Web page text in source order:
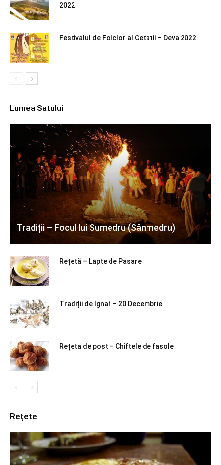
2022
Festivalul de Folclor al Cetatii – Deva 2022
Lumea Satului
Tradiții – Focul lui Sumedru (Sânmedru)
Rețetă – Lapte de Pasare
Tradiții de Ignat – 20 Decembrie
Rețeta de post – Chiftele de fasole
Rețete